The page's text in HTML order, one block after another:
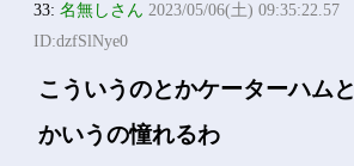
33:名無しさん 2023/05/06(土) 09:35:22.57
ID:dzfSlNye0
こういうのとかケーターハムと
かいうの憧れるわ